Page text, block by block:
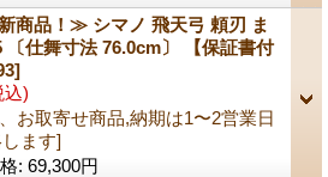
商品！≫ シマノ 飛天弓 頼刃 ま
〔仕舞寸法 76.0cm〕 【保証書付
込)
お取寄せ商品,納期は1〜2営業日
ます]
: 69,300円